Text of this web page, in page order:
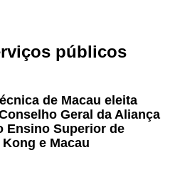
públicos
de Macau eleita
Geral da Aliança
Ensino Superior de
e Macau